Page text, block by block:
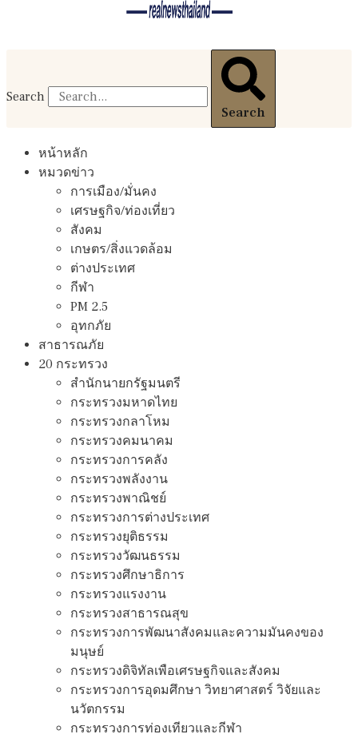
Search
Search
หน้าหลัก
หมวดข่าว
การเมือง/มั่นคง
เศรษฐกิจ/ท่องเที่ยว
สังคม
เกษตร/สิ่งแวดล้อม
ต่างประเทศ
กีฬา
PM 2.5
อุทกภัย
สาธารณภัย
20 กระทรวง
สํานักนายกรัฐมนตรี
กระทรวงมหาดไทย
กระทรวงกลาโหม
กระทรวงคมนาคม
กระทรวงการคลัง
กระทรวงพลังงาน
กระทรวงพาณิชย์
กระทรวงการต่างประเทศ
กระทรวงยุติธรรม
กระทรวงวัฒนธรรม
กระทรวงศึกษาธิการ
กระทรวงแรงงาน
กระทรวงสาธารณสุข
กระทรวงการพัฒนาสังคมและความมันคงของ
มนุษย์
กระทรวงดิจิทัลเพือเศรษฐกิจและสังคม
กระทรวงการอุดมศึกษา วิทยาศาสตร์ วิจัยและ
นวัตกรรม
กระทรวงการท่องเทียวและกีฬา